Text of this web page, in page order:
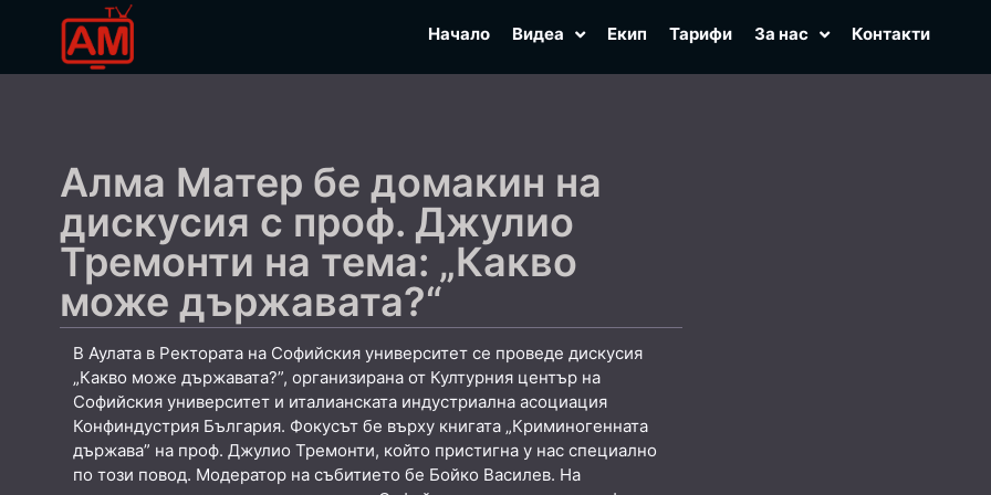
Начало Видеа Екип Тарифи За нас Контакти
Алма Матер бе домакин на
дискусия с проф. Джулио
Тремонти на тема: „Какво
може държавата?“
В Аулата в Ректората на Софийския университет се проведе дискусия
„Какво може държавата?”, организирана от Културния център на
Софийския университет и италианската индустриална асоциация
Конфиндустрия България. Фокусът бе върху книгата „Криминогенната
държава” на проф. Джулио Тремонти, който пристигна у нас специално
по този повод. Модератор на събитието бе Бойко Василев. На